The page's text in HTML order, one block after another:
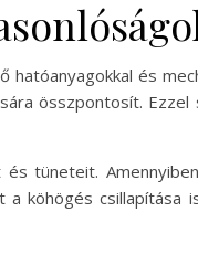
és
összpontosít. Ezzel
tüneteit.
köhögés csillapítása